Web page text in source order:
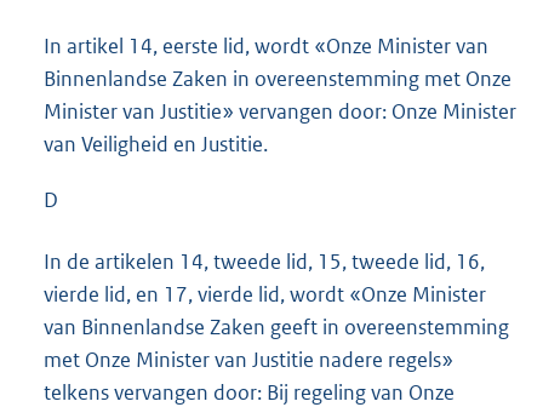
In artikel 14, eerste lid, wordt «Onze Minister van
Binnenlandse Zaken in overeenstemming met Onze
Minister van Justitie» vervangen door: Onze Minister
van Veiligheid en Justitie.
D
In de artikelen 14, tweede lid, 15, tweede lid, 16,
vierde lid, en 17, vierde lid, wordt «Onze Minister
van Binnenlandse Zaken geeft in overeenstemming
met Onze Minister van Justitie nadere regels»
telkens vervangen door: Bij regeling van Onze